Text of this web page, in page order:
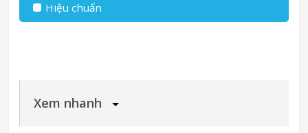
Hiệu chuẩn
Xem nhanh